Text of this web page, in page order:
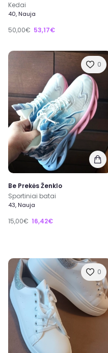
Kedai
40, Nauja
50,00€ 53,17€
0
Be Prekės Ženklo
Sportiniai batai
43, Nauja
15,00€ 16,42€
0